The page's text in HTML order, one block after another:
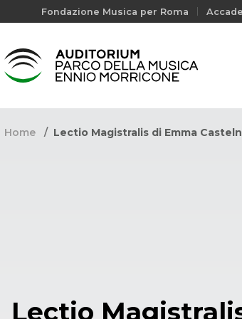
Fondazione Musica per Roma
Home Lectio Magistralis di Emma
Lectio